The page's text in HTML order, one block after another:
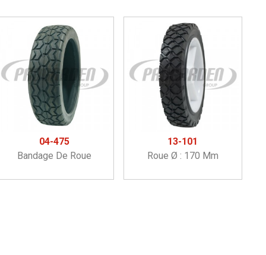
04-475
Bandage De Roue
13-101
Roue Ø : 170 Mm